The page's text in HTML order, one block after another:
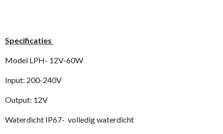
Specificaties
Model LPH- 12V-60W
Input: 200-240V
Output: 12V
Waterdicht IP67- volledig waterdicht